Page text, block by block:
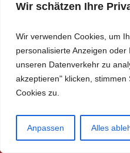
Wir schätzen Ihre
Wir verwenden Cookies, um
personalisierte Anzeigen
unseren Datenverkehr zu
akzeptieren" klicken, stimmen
Cookies zu.
Anpassen Alles
und Conversions